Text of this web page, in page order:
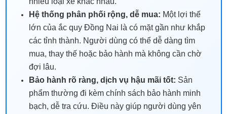
Hệ thống phân phối rộng, dễ mua: Một lợi thế
lớn của ắc quy Đồng Nai là có mặt gần như khắp
các tỉnh thành. Người dùng có thể dễ dàng tìm
mua, thay thế hoặc bảo hành mà không cần chờ
đợi lâu.
Bảo hành rõ ràng, dịch vụ hậu mãi tốt: Sản
phẩm thường đi kèm chính sách bảo hành minh
bạch, dễ tra cứu. Điều này giúp người dùng yên